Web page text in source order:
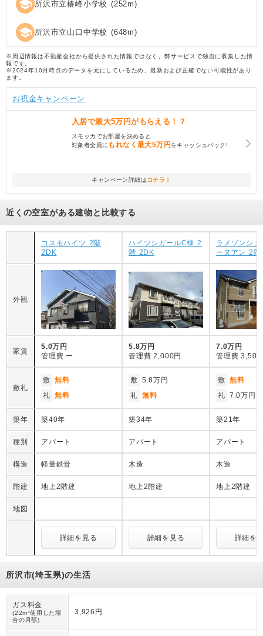
school 所沢市立椿峰小学校 (252m)
school 所沢市立山口中学校 (648m)
※周辺情報は不動産会社から提供された情報ではなく、弊サービスで独自に収集した情
報です。
※2024年10月時点のデータを元にしているため、最新および正確でない可能性があり
ます。
お祝金キャンペーン
入居で最大5万円がもらえる！？
スモッカでお部屋を決めると
対象者全員に もれなく最大5万円 をキャッシュバック!
キャンペーン詳細はコチラ！
近くの空室がある建物と比較する
コスモハイツ 2階
2DK
ハイツシガールC棟 2
階 2DK
ラメゾンシュ
ーヌアン 2
外観
家賃
5.0万円
管理費 ー
5.8万円
管理費 2,000円
7.0万円
管理費 3,500
敷礼
敷 無料
礼 無料
敷 5.8万円
礼 無料
敷 無料
礼 7.0万円
築年 築40年 築34年 築21年
種別 アパート アパート アパート
構造 軽量鉄骨 木造 木造
階建 地上2階建 地上2階建 地上2階建
地図
詳細を見る 詳細を見る 詳細を
所沢市(埼玉県)の生活
ガス料金
(22m³使用した場
合の月額)
3,926円